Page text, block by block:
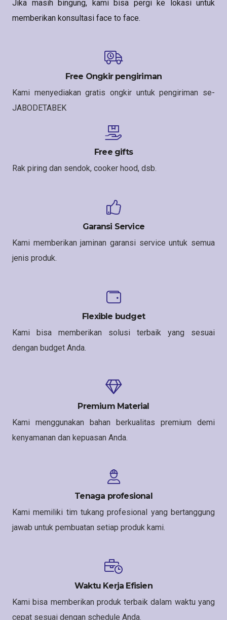
Jika masih bingung, kami bisa pergi ke lokasi untuk
memberikan konsultasi face to face.
Free Ongkir pengiriman
Kami menyediakan gratis ongkir untuk pengiriman se-
JABODETABEK
Free gifts
Rak piring dan sendok, cooker hood, dsb.
Garansi Service
Kami memberikan jaminan garansi service untuk semua
jenis produk.
Flexible budget
Kami bisa memberikan solusi terbaik yang sesuai
dengan budget Anda.
Premium Material
Kami menggunakan bahan berkualitas premium demi
kenyamanan dan kepuasan Anda.
Tenaga profesional
Kami memiliki tim tukang profesional yang bertanggung
jawab untuk pembuatan setiap produk kami.
Waktu Kerja Efisien
Kami bisa memberikan produk terbaik dalam waktu yang
cepat sesuai dengan schedule Anda.